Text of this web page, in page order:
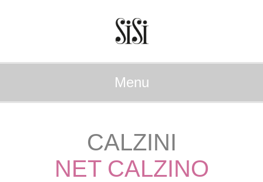
Menu
CALZINI
NET CALZINO